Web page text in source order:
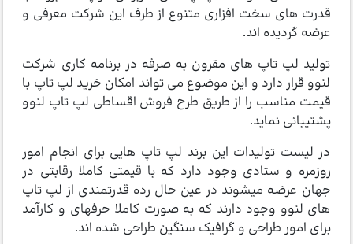
قدرت های سخت افزاری متنوع از طرف این شرکت معرفی و
عرضه گردیده اند.
تولید لپ تاپ های مقرون به صرفه در برنامه کاری شرکت
لنوو قرار دارد و این موضوع می تواند امکان خرید لپ تاپ با
قیمت مناسب را از طریق طرح فروش اقساطی لپ تاپ لنوو
پشتیبانی نماید.
در لیست تولیدات این برند لپ­ تاپ هایی برای انجام امور
روزمره و ستادی وجود دارد که با قیمتی کاملا رقابتی در
جهان عرضه می­شوند در عین حال رده قدرتمندی از لپ­ تاپ
های لنوو وجود دارند که به صورت کاملا حرفه­ای و کارآمد
برای امور طراحی­ و گرافیک سنگین طراحی شده ­اند.